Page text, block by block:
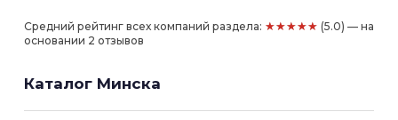
Средний рейтинг всех компаний раздела: ★★★★★ (5.0) — на
основании 2 отзывов
Каталог Минска